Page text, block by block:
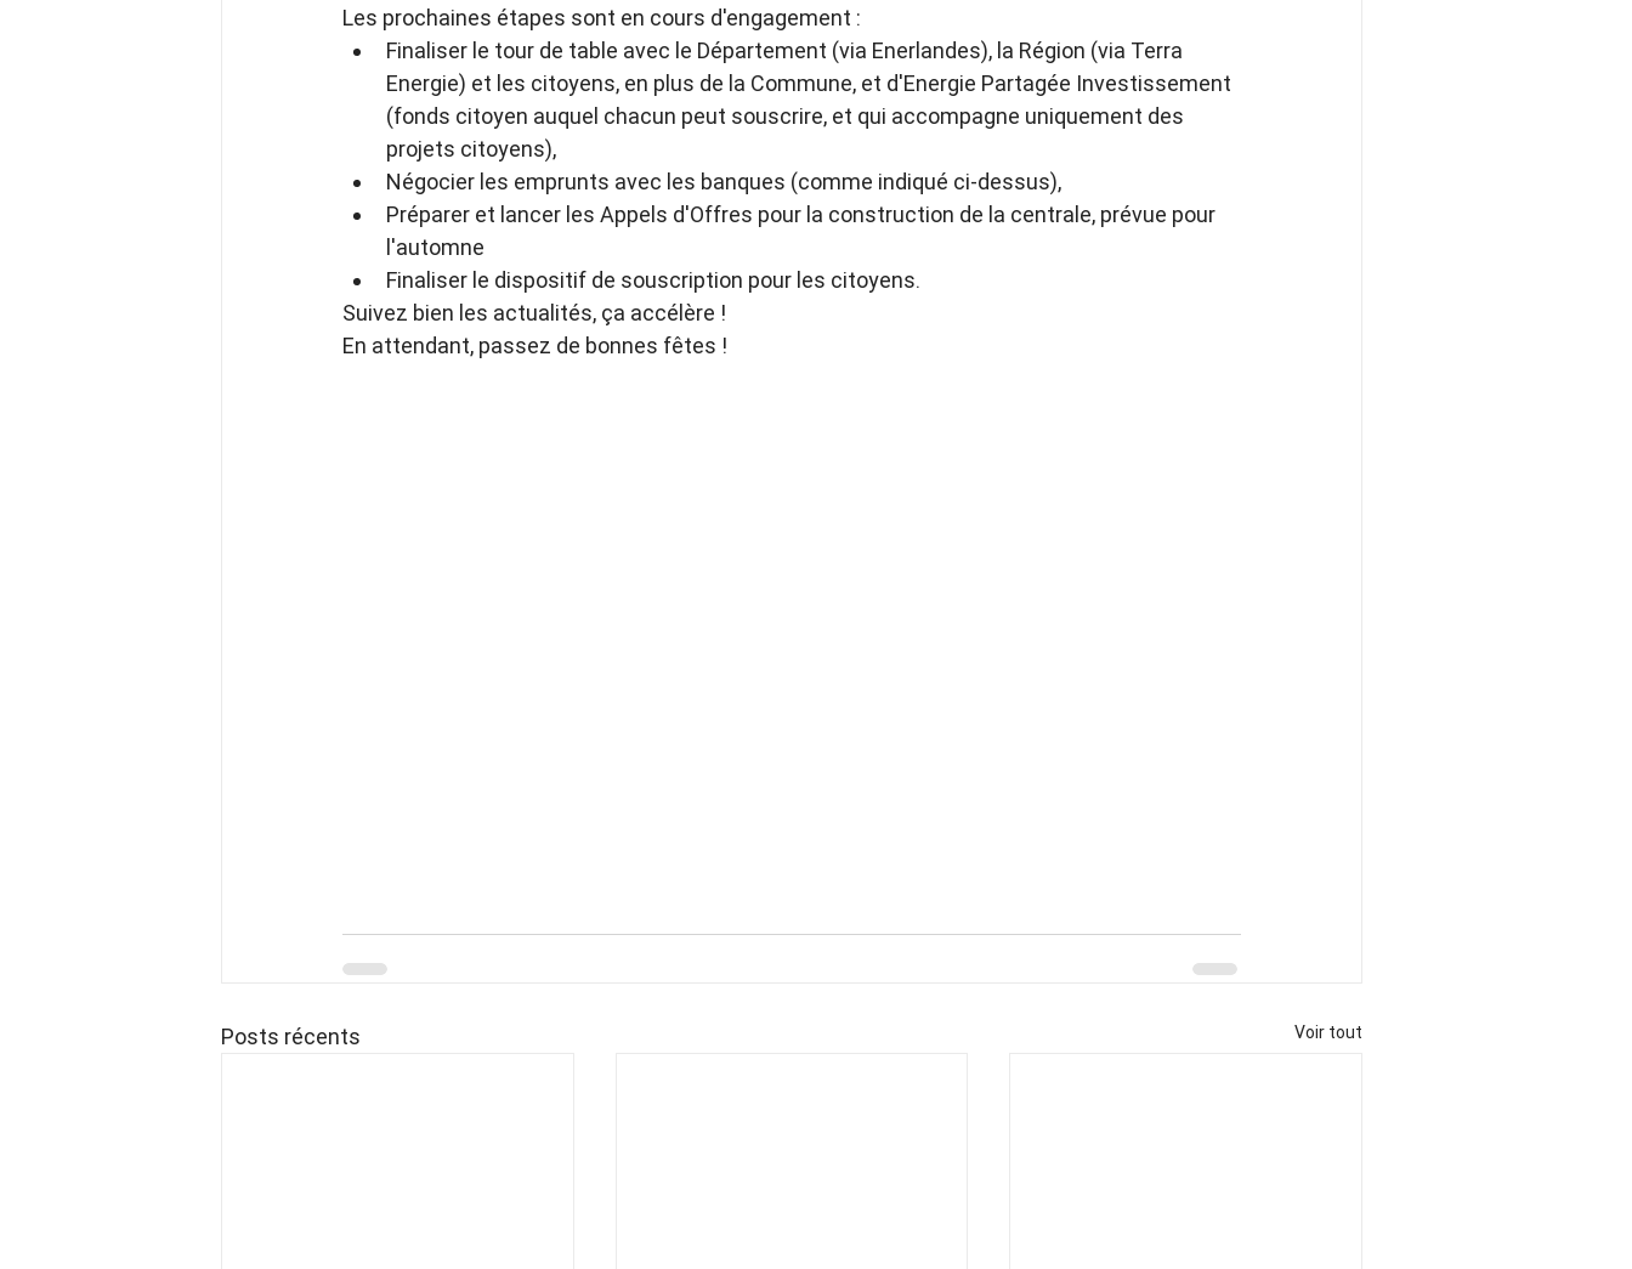
Les prochaines étapes sont en cours d'engagement :
Finaliser le tour de table avec le Département (via Enerlandes), la Région (via Terra
Energie) et les citoyens, en plus de la Commune, et d'Energie Partagée Investissement
(fonds citoyen auquel chacun peut souscrire, et qui accompagne uniquement des
projets citoyens),
Négocier les emprunts avec les banques (comme indiqué ci-dessus),
Préparer et lancer les Appels d'Offres pour la construction de la centrale, prévue pour
l'automne
Finaliser le dispositif de souscription pour les citoyens.
Suivez bien les actualités, ça accélère !
En attendant, passez de bonnes fêtes !
Posts récents Voir tout